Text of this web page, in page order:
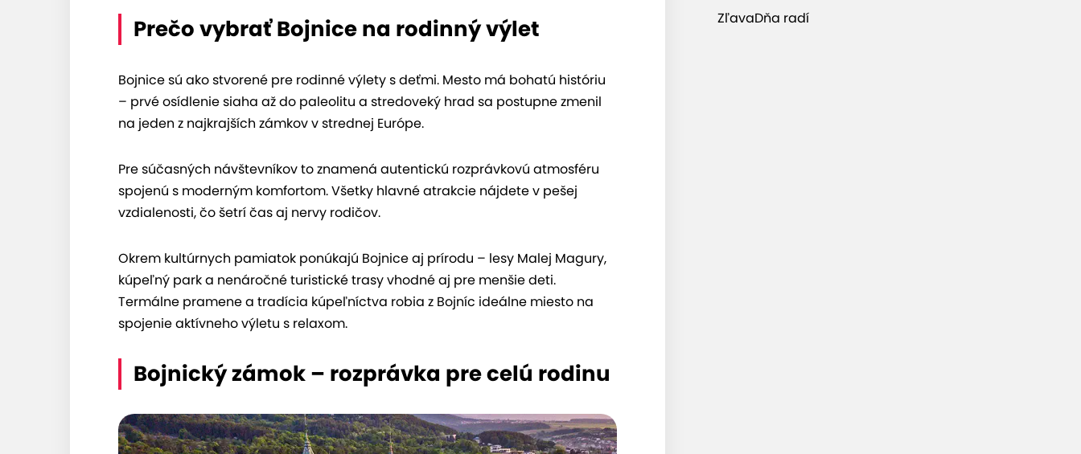
Prečo vybrať Bojnice na rodinný výlet
Bojnice sú ako stvorené pre rodinné výlety s deťmi. Mesto má bohatú históriu
– prvé osídlenie siaha až do paleolitu a stredoveký hrad sa postupne zmenil
na jeden z najkrajších zámkov v strednej Európe.
Pre súčasných návštevníkov to znamená autentickú rozprávkovú atmosféru
spojenú s moderným komfortom. Všetky hlavné atrakcie nájdete v pešej
vzdialenosti, čo šetrí čas aj nervy rodičov.
Okrem kultúrnych pamiatok ponúkajú Bojnice aj prírodu – lesy Malej Magury,
kúpeľný park a nenáročné turistické trasy vhodné aj pre menšie deti.
Termálne pramene a tradícia kúpeľníctva robia z Bojníc ideálne miesto na
spojenie aktívneho výletu s relaxom.
Bojnický zámok – rozprávka pre celú rodinu
ZľavaDňa radí